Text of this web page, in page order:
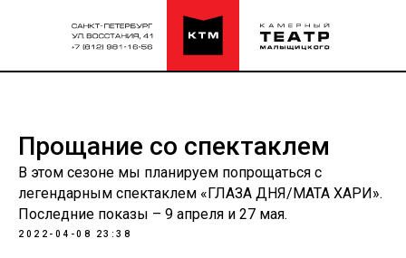
Прощание со спектаклем
В этом сезоне мы планируем попрощаться с
легендарным спектаклем «ГЛАЗА ДНЯ/МАТА ХАРИ».
Последние показы – 9 апреля и 27 мая.
2022-04-08 23:38